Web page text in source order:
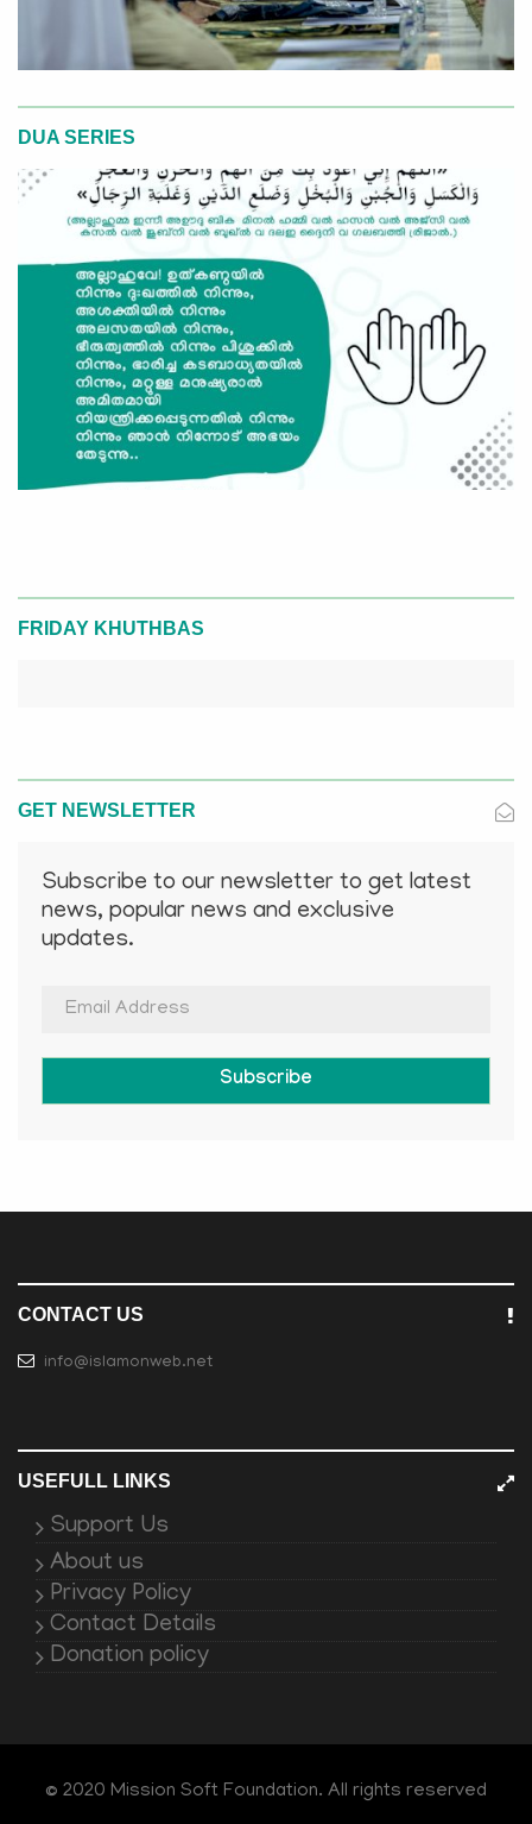
DUA SERIES
FRIDAY KHUTHBAS
GET NEWSLETTER
Subscribe to our newsletter to get latest
news, popular news and exclusive
updates.
Subscribe
CONTACT US
info@islamonweb.net
USEFULL LINKS
Support Us
About us
Privacy Policy
Contact Details
Donation policy
© 2020 Mission Soft Foundation. All rights reserved